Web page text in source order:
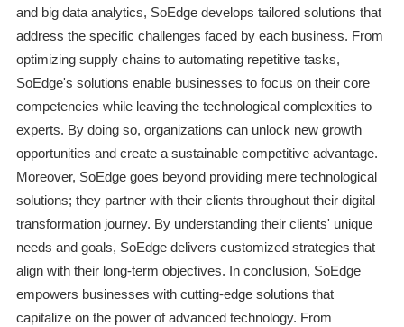
and big data analytics, SoEdge develops tailored solutions that
address the specific challenges faced by each business. From
optimizing supply chains to automating repetitive tasks,
SoEdge's solutions enable businesses to focus on their core
competencies while leaving the technological complexities to
experts. By doing so, organizations can unlock new growth
opportunities and create a sustainable competitive advantage.
Moreover, SoEdge goes beyond providing mere technological
solutions; they partner with their clients throughout their digital
transformation journey. By understanding their clients' unique
needs and goals, SoEdge delivers customized strategies that
align with their long-term objectives. In conclusion, SoEdge
empowers businesses with cutting-edge solutions that
capitalize on the power of advanced technology. From